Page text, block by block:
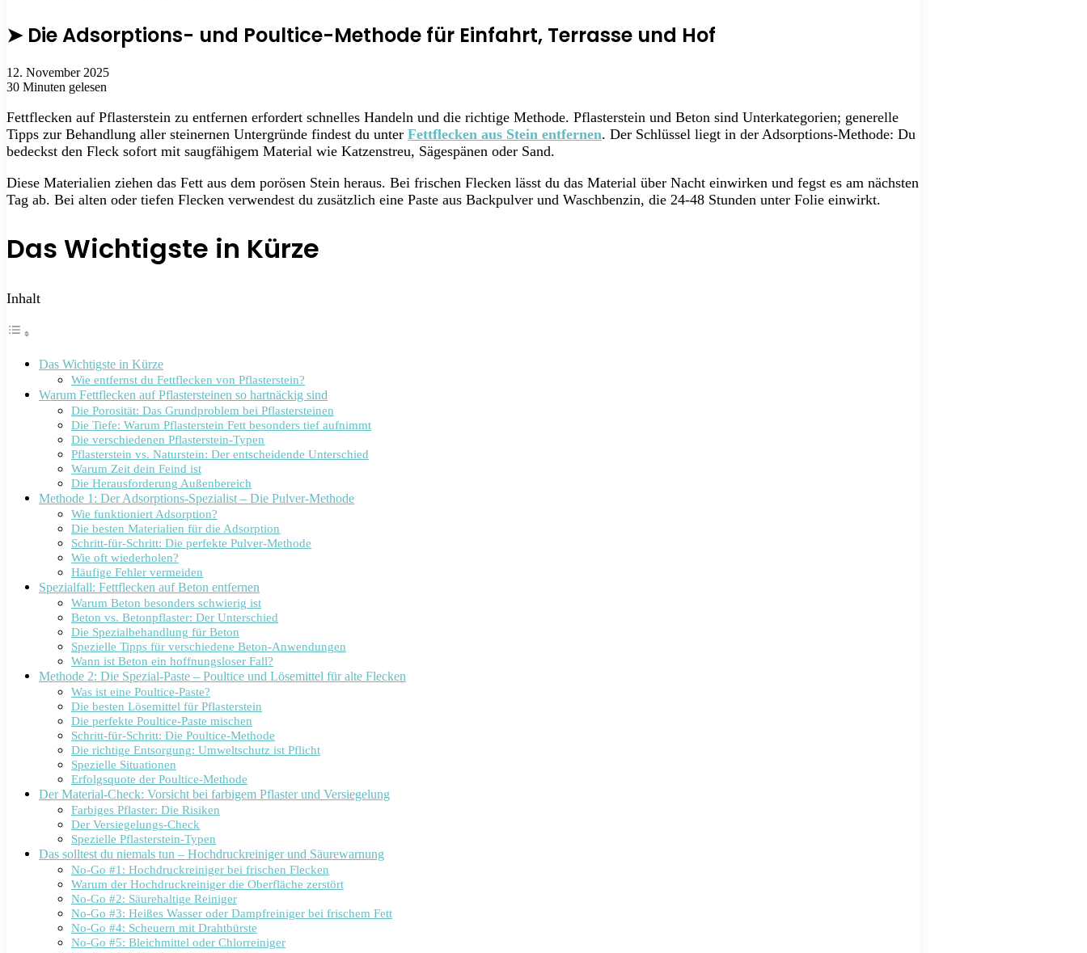
➤ Die Adsorptions- und Poultice-Methode für Einfahrt, Terrasse und Hof
12. November 2025
30 Minuten gelesen
Fettflecken auf Pflasterstein zu entfernen erfordert schnelles Handeln und die richtige Methode. Pflasterstein und Beton sind Unterkategorien; generelle
Tipps zur Behandlung aller steinernen Untergründe findest du unter Fettflecken aus Stein entfernen. Der Schlüssel liegt in der Adsorptions-Methode: Du
bedeckst den Fleck sofort mit saugfähigem Material wie Katzenstreu, Sägespänen oder Sand.
Diese Materialien ziehen das Fett aus dem porösen Stein heraus. Bei frischen Flecken lässt du das Material über Nacht einwirken und fegst es am nächsten
Tag ab. Bei alten oder tiefen Flecken verwendest du zusätzlich eine Paste aus Backpulver und Waschbenzin, die 24-48 Stunden unter Folie einwirkt.
Das Wichtigste in Kürze
Inhalt
Das Wichtigste in Kürze
Wie entfernst du Fettflecken von Pflasterstein?
Warum Fettflecken auf Pflastersteinen so hartnäckig sind
Die Porosität: Das Grundproblem bei Pflastersteinen
Die Tiefe: Warum Pflasterstein Fett besonders tief aufnimmt
Die verschiedenen Pflasterstein-Typen
Pflasterstein vs. Naturstein: Der entscheidende Unterschied
Warum Zeit dein Feind ist
Die Herausforderung Außenbereich
Methode 1: Der Adsorptions-Spezialist – Die Pulver-Methode
Wie funktioniert Adsorption?
Die besten Materialien für die Adsorption
Schritt-für-Schritt: Die perfekte Pulver-Methode
Wie oft wiederholen?
Häufige Fehler vermeiden
Spezialfall: Fettflecken auf Beton entfernen
Warum Beton besonders schwierig ist
Beton vs. Betonpflaster: Der Unterschied
Die Spezialbehandlung für Beton
Spezielle Tipps für verschiedene Beton-Anwendungen
Wann ist Beton ein hoffnungsloser Fall?
Methode 2: Die Spezial-Paste – Poultice und Lösemittel für alte Flecken
Was ist eine Poultice-Paste?
Die besten Lösemittel für Pflasterstein
Die perfekte Poultice-Paste mischen
Schritt-für-Schritt: Die Poultice-Methode
Die richtige Entsorgung: Umweltschutz ist Pflicht
Spezielle Situationen
Erfolgsquote der Poultice-Methode
Der Material-Check: Vorsicht bei farbigem Pflaster und Versiegelung
Farbiges Pflaster: Die Risiken
Der Versiegelungs-Check
Spezielle Pflasterstein-Typen
Das solltest du niemals tun – Hochdruckreiniger und Säurewarnung
No-Go #1: Hochdruckreiniger bei frischen Flecken
Warum der Hochdruckreiniger die Oberfläche zerstört
No-Go #2: Säurehaltige Reiniger
No-Go #3: Heißes Wasser oder Dampfreiniger bei frischem Fett
No-Go #4: Scheuern mit Drahtbürste
No-Go #5: Bleichmittel oder Chlorreiniger